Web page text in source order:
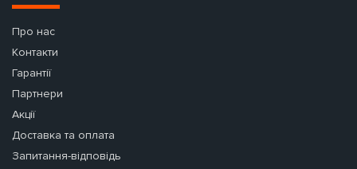
Про нас
Контакти
Гарантії
Партнери
Акції
Доставка та оплата
Запитання-відповідь